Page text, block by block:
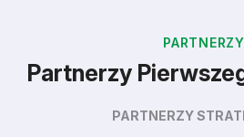
PARTNERZY
Partnerzy
PARTNERZY